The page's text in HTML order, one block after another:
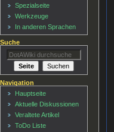
Spezialseite
Werkzeuge
In anderen Sprachen
Suche
Navigation
Hauptseite
Aktuelle Diskussionen
Veraltete Artikel
ToDo Liste